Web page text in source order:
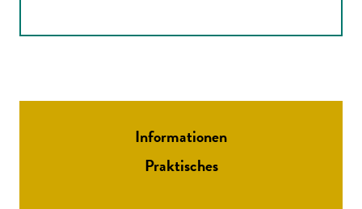
Informationen
Praktisches